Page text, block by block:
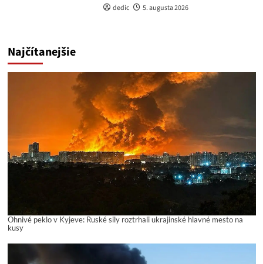
dedic 5. augusta 2026
Najčítanejšie
Ohnivé peklo v Kyjeve: Ruské sily roztrhali ukrajinské hlavné mesto na
kusy